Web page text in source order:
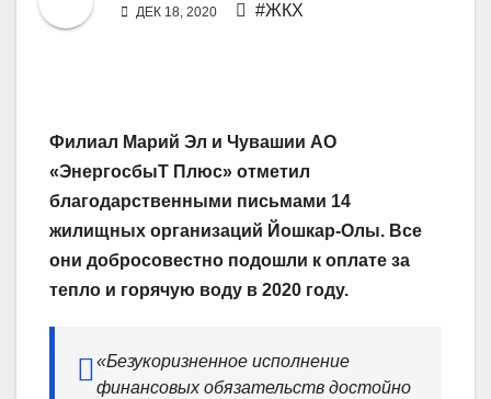
ДЕК 18, 2020 #ЖКХ
Филиал Марий Эл и Чувашии АО
«ЭнергосбыТ Плюс» отметил
благодарственными письмами 14
жилищных организаций Йошкар-Олы. Все
они добросовестно подошли к оплате за
тепло и горячую воду в 2020 году.
«Безукоризненное исполнение
финансовых обязательств достойно